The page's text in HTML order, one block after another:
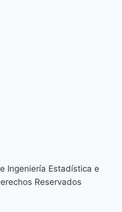
Ingeniería Estadística e
Reservados